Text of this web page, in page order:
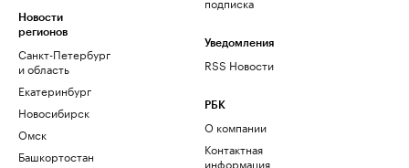
Новости
регионов
Санкт-Петербург
и область
Екатеринбург
Новосибирск
Омск
Башкортостан
Уведомления
RSS Новости
РБК
О компании
Контактная
информация